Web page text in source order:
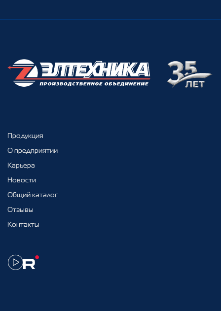
Продукция
О предприятии
Карьера
Новости
Общий каталог
Отзывы
Контакты